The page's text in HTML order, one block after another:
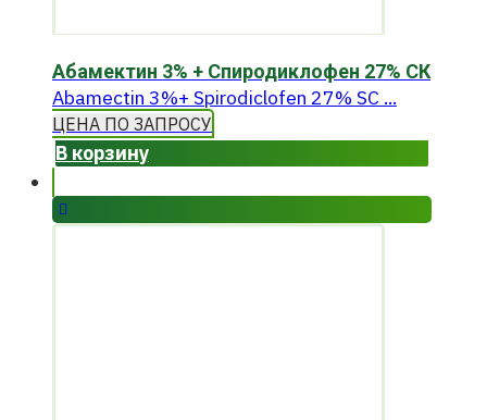
Абамектин 3% + Спиродиклофен 27% СК
Abamectin 3%+ Spirodiclofen 27% SC ...
ЦЕНА ПО ЗАПРОСУ
В корзину